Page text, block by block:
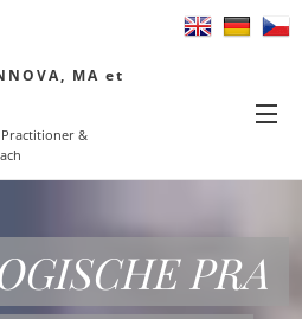
MA et
Practitioner &
PRA